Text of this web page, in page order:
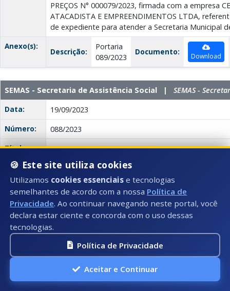
PREÇOS N° 000079/2023, firmada com a empresa
ATACADISTA E EMPREENDIMENTOS LTDA,
de expediente para atender a Secretaria Municipal
Anexo(s):
Descrição:
Portaria
089/2023
Documento: Download
SEMAS - Secretaria de Assistência Social | SEMAS -
Data:
19/09/2023
Número:
088/2023
Título:
DESIGNA FISCAL DE CONTRATO
Tipo:
PORTARIA
Descrição:
Designa a servidora IZABEL CRISTINA MACHADO
função de FISCAL DO CONTRATO N° 000508/
EDIMAR MIRANDA SANTIAGO – ME, e do
com a empresa W G CONSTANCIO DEDETIZAÇÃO
de Licitação, Processo Administrativo N° 029664/
de empresa de serviço especializado de
higienização de caixas d’águas, desinsetização,
higienização de ambientes para atender a
🍪 Este site utiliza cookies
Utilizamos cookies essenciais e tecnologias
semelhantes de acordo com a nossa Política de
Privacidade. Ao continuar navegando neste portal, você
declara estar ciente e concorda com o uso dessas
tecnologias.
Política de Privacidade
Aceitar e Continuar